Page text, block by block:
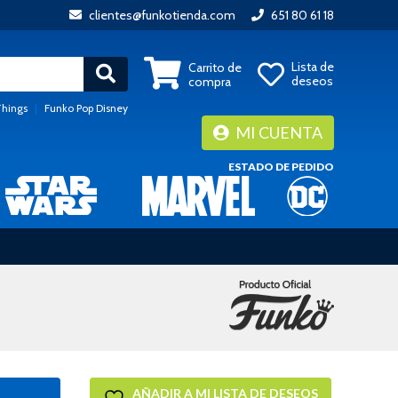
clientes@funkotienda.com 651 80 61 18
| Funko Pop Disney
Carrito de
compra
Lista de
deseos
MI CUENTA
ESTADO DE PEDIDO
AÑADIR A MI LISTA DE DESEOS